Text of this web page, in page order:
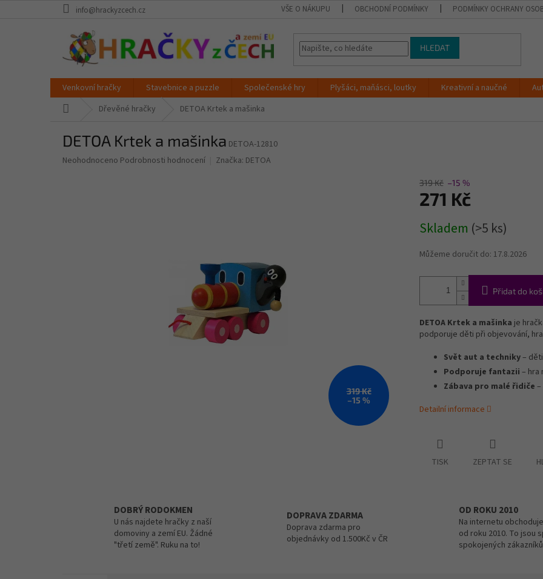
info@hrackyzcech.cz VŠE O NÁKUPU OBCHODNÍ PODMÍNKY PODMÍNKY OCHRANY
HLEDAT
Venkovní hračky Stavebnice a puzzle Společenské hry Plyšáci, maňásci, loutky Kreativní a naučné
Dřevěné hračky DETOA Krtek a mašinka
DETOA Krtek a mašinka DETOA-12810
Průměrné
Neohodnoceno Podrobnosti hodnocení Značka: DETOA
319 Kč
–15 %
319 Kč –15 %
271 Kč
cena:
Skladem (>5 ks)
Můžeme doručit do: 17.8.2026
Přidat do
DETOA Krtek a mašinka je
podporuje děti při objevování,
Svět aut a techniky–
Podporuje fantazii – hra
Zábava pro malé řidiče
Detailní informace
TISK ZEPTAT SE
DOBRÝ RODOKMEN
U nás najdete hračky z naší
domoviny a zemí EU. Žádné
"třetí země". Ruku na to!
DOPRAVA ZDARMA
Doprava zdarma pro
objednávky od 1.500Kč v ČR
OD ROKU 2010
Na internetu
od roku 2010. To jsou
spokojených